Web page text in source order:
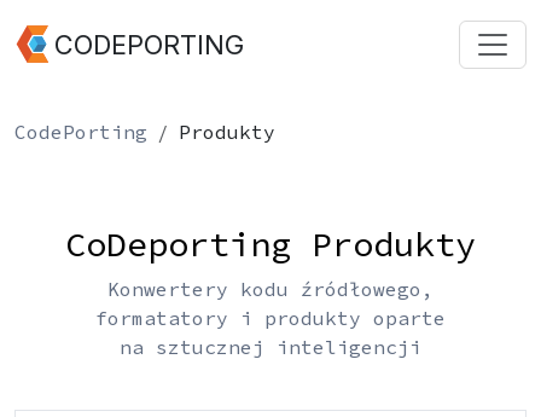
CODEPORTING
CodePorting Produkty
CoDeporting Produkty
Konwertery kodu źródłowego,
formatatory i produkty oparte
na sztucznej inteligencji